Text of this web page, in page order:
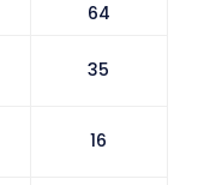
64
35
16